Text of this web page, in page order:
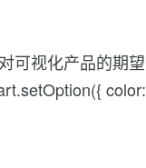
可视化产品的期望
color: